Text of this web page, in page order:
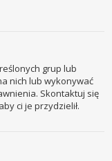
grup lub
nich lub wykonywać
Skontaktuj się
ci je przydzielił.